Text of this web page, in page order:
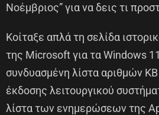
Νοέμβριος” για να δεις τι
Κοίταξε απλά τη σελίδα
της Microsoft για τα Windows
συνδυασμένη λίστα αριθμών
έκδοσης λειτουργικού
λίστα των ενημερώσεων της